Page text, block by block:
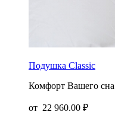
Подушка Classic
Комфорт Вашего сна
от 22 960.00 ₽